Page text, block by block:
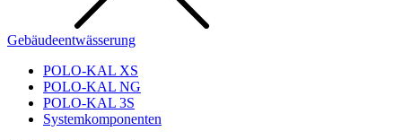
Gebäudeentwässerung
POLO-KAL XS
POLO-KAL NG
POLO-KAL 3S
Systemkomponenten